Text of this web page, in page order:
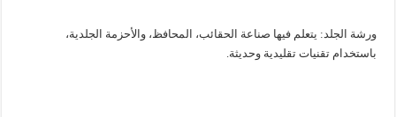
ورشة الجلد: يتعلم فيها صناعة الحقائب، المحافظ، والأحزمة الجلدية،
باستخدام تقنيات تقليدية وحديثة.